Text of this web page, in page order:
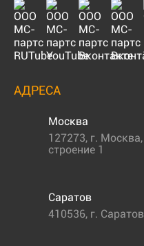
АДРЕСА
Москва
127273, г. Москва,
строение 1
Саратов
410536, г. Саратов